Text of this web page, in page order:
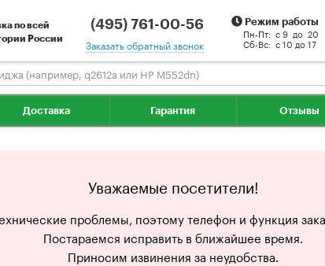
Доставка Гарантия Отзывы
по всей
России
(495) 761-00-56
Заказать обратный звонок
Режим работы
Пн-Пт: с 9 до 20
Сб-Вс: с 10 до 17
Уважаемые посетители!
проблемы, поэтому телефон и функция
Постараемся исправить в ближайшее время.
Приносим извинения за неудобства.